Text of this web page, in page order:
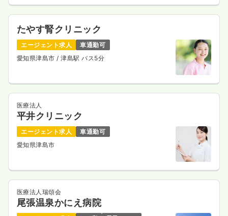
たやす腎クリニック
エージェント求人
車通勤可
愛知県津島市 / 津島駅 バス5分
医療法人
平井クリニック
エージェント求人
車通勤可
愛知県津島市
医療法人瑞頌会
尾張温泉かにえ病院